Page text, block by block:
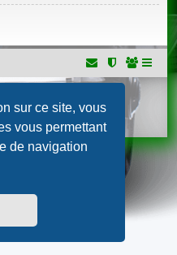
sur ce site, vous
vous permettant
de navigation
©Qiaeru